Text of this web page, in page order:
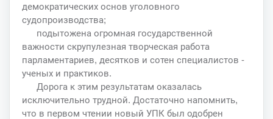
демократических основ уголовного
судопроизводства;
подытожена огромная государственной
важности скрупулезная творческая работа
парламентариев, десятков и сотен специалистов -
ученых и практиков.
Дорога к этим результатам оказалась
исключительно трудной. Достаточно напомнить,
что в первом чтении новый УПК был одобрен